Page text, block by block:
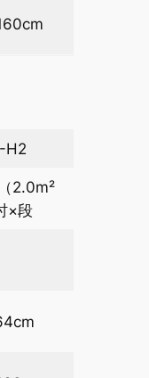
H2
2.0m²
×段